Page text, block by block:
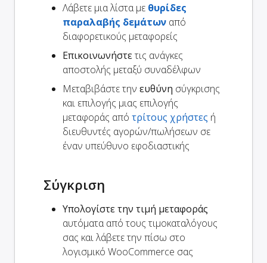
Λάβετε μια λίστα με θυρίδες
παραλαβής δεμάτων από
διαφορετικούς μεταφορείς
Επικοινωνήστετις ανάγκες
αποστολής μεταξύ συναδέλφων
Μεταβιβάστε την ευθύνη σύγκρισης
και επιλογής μιας επιλογής
μεταφοράς από τρίτους χρήστες ή
διευθυντές αγορών/πωλήσεων σε
έναν υπεύθυνο εφοδιαστικής
Σύγκριση
Υπολογίστε την τιμή μεταφοράς
αυτόματα από τους τιμοκαταλόγους
σας και λάβετε την πίσω στο
λογισμικό WooCommerce σας